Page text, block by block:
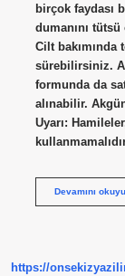
birçok faydası
dumanını
Cilt bakımında
sürebilirsiniz.
formunda da
alınabilir.
Uyarı:
Devamını
https://